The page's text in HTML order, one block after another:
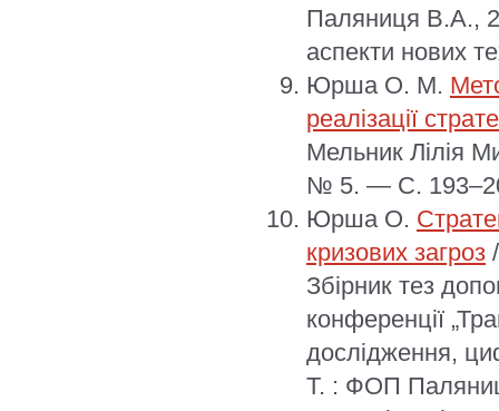
Паляниця В.А.,
аспекти нових
Юрша О. М.
реалізації
Мельник Лілія
№ 5. — С.
Юрша О.
кризових загроз
Збірник тез
конференції
дослідження,
Т. : ФОП